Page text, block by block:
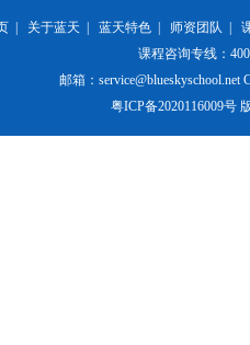
关于蓝天 蓝天特色 师资团队
课程咨询专线：
邮箱：service@blueskyschool.net
粤ICP备2020116009号